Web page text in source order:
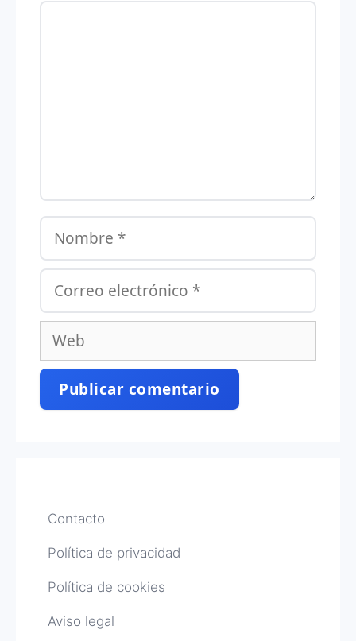
Web
Contacto
Política de privacidad
Política de cookies
Aviso legal